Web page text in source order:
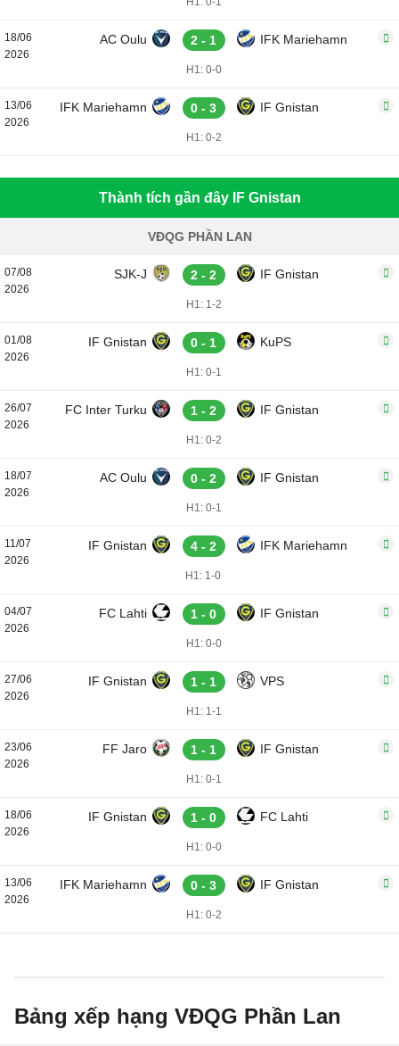
18/06
2026
AC Oulu 2 - 1 IFK Mariehamn
H1: 0-0
13/06
2026
IFK Mariehamn 0 - 3 IF Gnistan
H1: 0-2
Thành tích gần đây IF Gnistan
VĐQG PHẦN LAN
07/08
2026
SJK-J 2 - 2 IF Gnistan
H1: 1-2
01/08
2026
IF Gnistan 0 - 1 KuPS
H1: 0-1
26/07
2026
FC Inter Turku 1 - 2 IF Gnistan
H1: 0-2
18/07
2026
AC Oulu 0 - 2 IF Gnistan
H1: 0-1
11/07
2026
IF Gnistan 4 - 2 IFK Mariehamn
H1: 1-0
04/07
2026
FC Lahti 1 - 0 IF Gnistan
H1: 0-0
27/06
2026
IF Gnistan 1 - 1 VPS
H1: 1-1
23/06
2026
FF Jaro 1 - 1 IF Gnistan
H1: 0-1
18/06
2026
IF Gnistan 1 - 0 FC Lahti
H1: 0-0
13/06
2026
IFK Mariehamn 0 - 3 IF Gnistan
H1: 0-2
Bảng xếp hạng VĐQG Phần Lan